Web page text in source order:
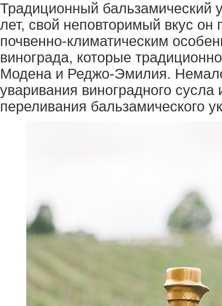
Традиционный бальзамический
лет, свой неповторимый вкус
почвенно-климатическим
винограда, которые
Модена и Реджо-Эмилия.
уваривания виноградного сусла
переливания бальзамического